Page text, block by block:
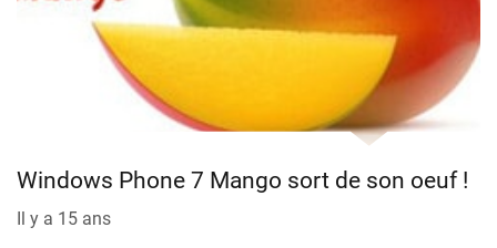
Windows Phone 7 Mango sort de son oeuf !
Il y a 15 ans